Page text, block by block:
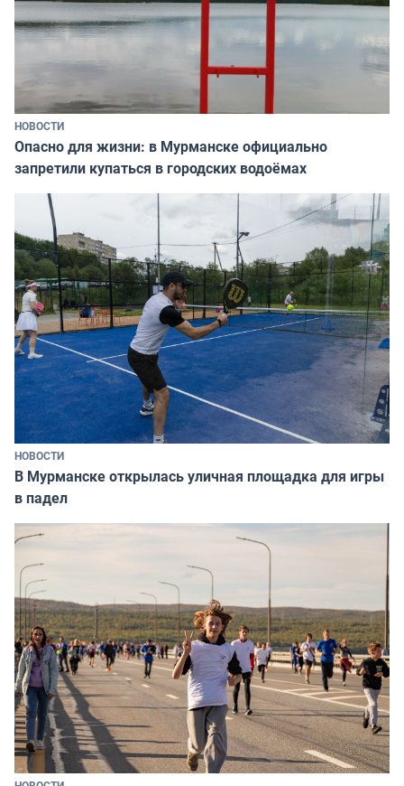
НОВОСТИ
Опасно для жизни: в Мурманске официально
запретили купаться в городских водоёмах
НОВОСТИ
В Мурманске открылась уличная площадка для игры
в падел